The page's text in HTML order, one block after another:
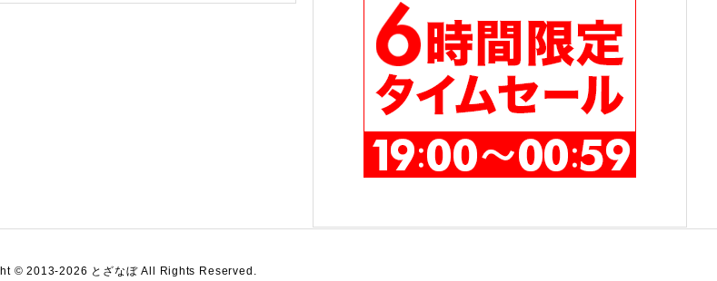
©2013-2026 とざなぼAll Rights Reserved.